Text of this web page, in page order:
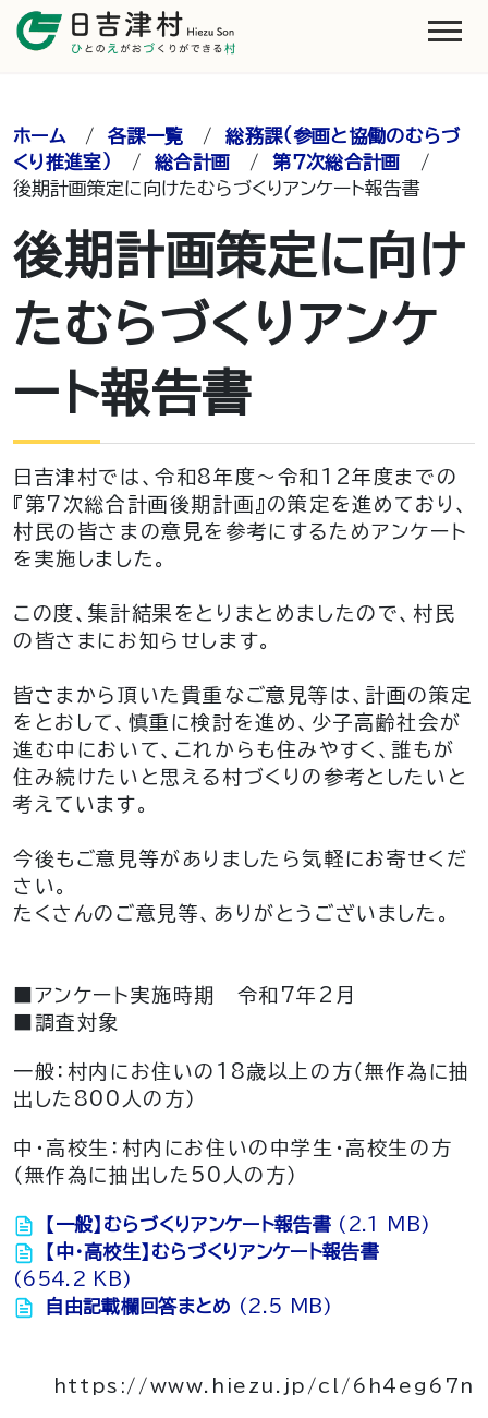
ホーム /各課一覧 /総務課（参画と協働のむらづ
くり推進室）
/総合計画 /第７次総合計画 /
後期計画策定に向けたむらづくりアンケート報告書
後期計画策定に向け
たむらづくりアンケ
ート報告書
日吉津村では、令和8年度～令和12年度までの
『第7次総合計画後期計画』の策定を進めており、
村民の皆さまの意見を参考にするためアンケート
を実施しました。
この度、集計結果をとりまとめましたので、村民
の皆さまにお知らせします。
皆さまから頂いた貴重なご意見等は、計画の策定
をとおして、慎重に検討を進め、少子高齢社会が
進む中において、これからも住みやすく、誰もが
住み続けたいと思える村づくりの参考としたいと
考えています。
今後もご意見等がありましたら気軽にお寄せくだ
さい。
たくさんのご意見等、ありがとうございました。
■アンケート実施時期 令和7年2月
■調査対象
一般：村内にお住いの18歳以上の方（無作為に抽
出した800人の方）
中・高校生：村内にお住いの中学生・高校生の方
（無作為に抽出した50人の方）
【一般】むらづくりアンケート報告書 (2.1 MB)
【中・高校生】むらづくりアンケート報告書
(654.2 KB)
自由記載欄回答まとめ (2.5 MB)
https://www.hiezu.jp/cl/6h4eg67n